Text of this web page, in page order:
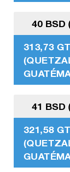
40 BSD
313,73
41 BSD
321,58